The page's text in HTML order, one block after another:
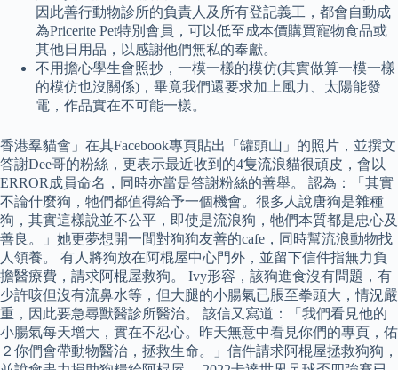
因此善行動物診所的負責人及所有登記義工，都會自動成
為Pricerite Pet特別會員，可以低至成本價購買寵物食品或
其他日用品，以感謝他們無私的奉獻。
不用擔心學生會照抄，一模一樣的模仿(其實做算一模一樣
的模仿也沒關係)，畢竟我們還要求加上風力、太陽能發
電，作品實在不可能一樣。
香港羣貓會」在其Facebook專頁貼出「罐頭山」的照片，並撰文
答謝Dee哥的粉絲，更表示最近收到的4隻流浪貓很頑皮，會以
ERROR成員命名，同時亦當是答謝粉絲的善舉。 認為：「其實
不論什麼狗，牠們都值得給予一個機會。很多人說唐狗是雜種
狗，其實這樣說並不公平，即使是流浪狗，牠們本質都是忠心及
善良。」她更夢想開一間對狗狗友善的cafe，同時幫流浪動物找
人領養。 有人將狗放在阿棍屋中心門外，並留下信件指無力負
擔醫療費，請求阿棍屋救狗。 Ivy形容，該狗進食沒有問題，有
少許咳但沒有流鼻水等，但大腿的小腸氣已脹至拳頭大，情況嚴
重，因此要急尋獸醫診所醫治。 該信又寫道：「我們看見他的
小腸氣每天增大，實在不忍心。昨天無意中看見你們的專頁，佑
２你們會帶動物醫治，拯救生命。」信件請求阿棍屋拯救狗狗，